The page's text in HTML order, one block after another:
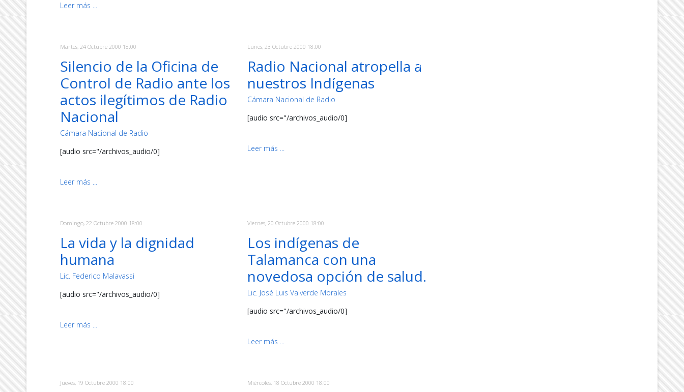
Leer más ...
Martes, 24 Octubre 2000 18:00
Silencio de la Oficina de
Control de Radio ante los
actos ilegítimos de Radio
Nacional
Cámara Nacional de Radio
[audio src="/archivos_audio/0]
Leer más ...
Lunes, 23 Octubre 2000 18:00
Radio Nacional atropella a
nuestros Indígenas
Cámara Nacional de Radio
[audio src="/archivos_audio/0]
Leer más ...
Domingo, 22 Octubre 2000 18:00
La vida y la dignidad
humana
Lic. Federico Malavassi
[audio src="/archivos_audio/0]
Leer más ...
Viernes, 20 Octubre 2000 18:00
Los indígenas de
Talamanca con una
novedosa opción de salud.
Lic. José Luis Valverde Morales
[audio src="/archivos_audio/0]
Leer más ...
Jueves, 19 Octubre 2000 18:00 Miércoles, 18 Octubre 2000 18:00